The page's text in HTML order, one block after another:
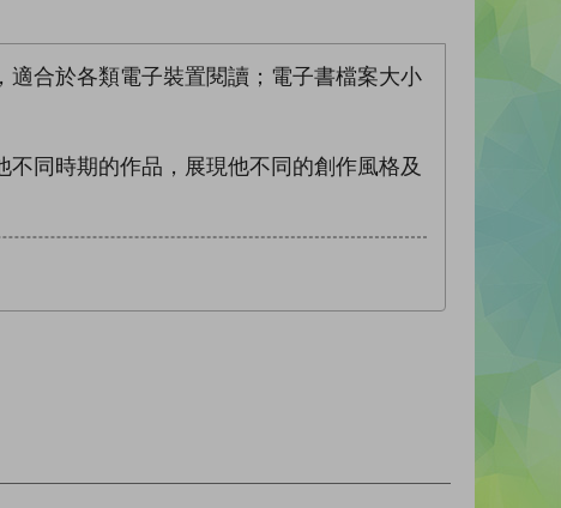
合於各類電子裝置閱讀；電子書檔案大小
同時期的作品，展現他不同的創作風格及